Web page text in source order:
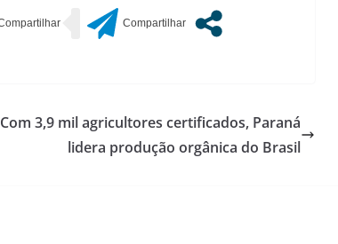
Com 3,9 mil agricultores certificados, Paraná
lidera produção orgânica do Brasil